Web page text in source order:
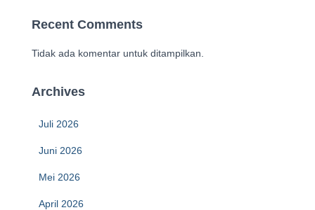
Recent Comments
Tidak ada komentar untuk ditampilkan.
Archives
Juli 2026
Juni 2026
Mei 2026
April 2026